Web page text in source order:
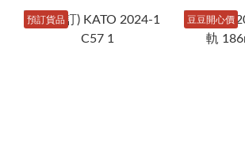
預訂貨品 豆豆開心價